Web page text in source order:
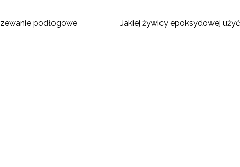
podłogowe Jakiej żywicy epoksydowej